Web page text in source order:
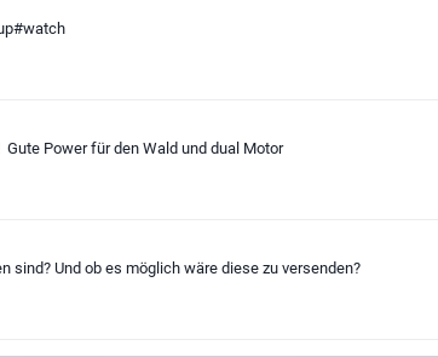
Power für den Wald und dual Motor
sind? Und ob es möglich wäre diese zu versenden?